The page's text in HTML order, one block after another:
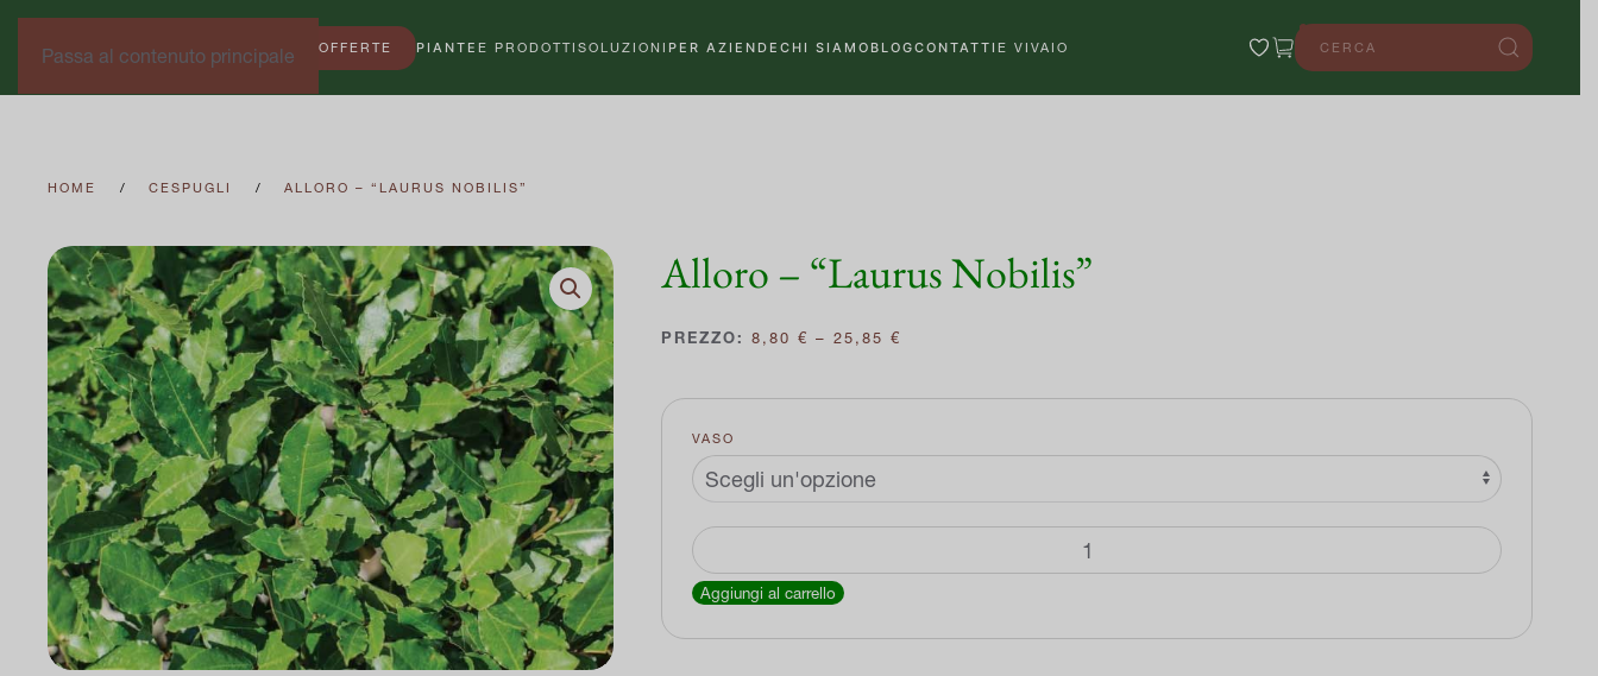
Passa al contenuto principale OFFERTE PIANTE E PRODOTTI SOLUZIONI PER AZIENDE CHI SIAMO BLOGCONTATTI E VIVAIO
HOME CESPUGLI ALLORO – “LAURUS NOBILIS”
Alloro – “Laurus Nobilis”
8,80 € – 25,85 €
DA
VASO
Alloro
–
"Laurus
Nobilis"
Aggiungi al carrello